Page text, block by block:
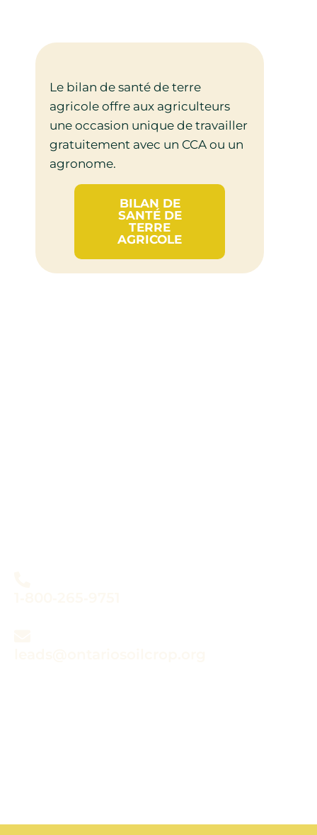
Le bilan de santé de terre
agricole offre aux agriculteurs
une occasion unique de travailler
gratuitement avec un CCA ou un
agronome.
BILAN DE
SANTÉ DE
TERRE
AGRICOLE